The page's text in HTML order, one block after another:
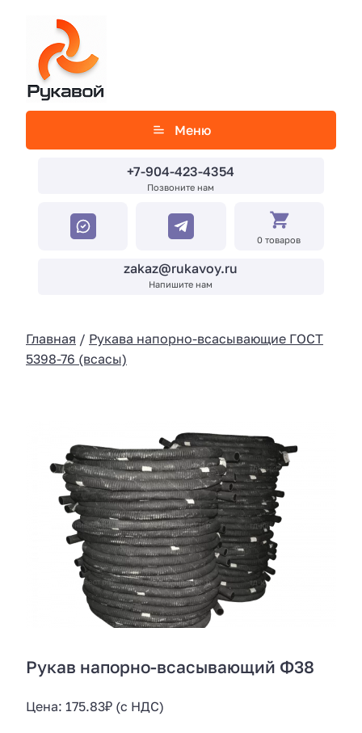
Меню
+7-904-423-4354
Позвоните нам
zakaz@rukavoy.ru
Напишите нам
0 товаров
Главная / Рукава напорно-всасывающие ГОСТ
5398-76 (всасы)
Рукав напорно-всасывающий Ф38
Цена: 175.83₽ (с НДС)